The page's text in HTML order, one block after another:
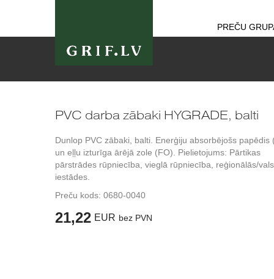
PREČU
PVC darba zābaki HYGRADE, balti
Dunlop PVC zābaki, balti. Enerģiju absorbējošs papēdis
un eļļu izturīga ārējā zole (FO). Pielietojums: Pārtikas
pārstrādes rūpniecība, vieglā rūpniecība, reģionālās/
iestādes.
Preču kods: 0680-0040
21,22 EUR bez PVN